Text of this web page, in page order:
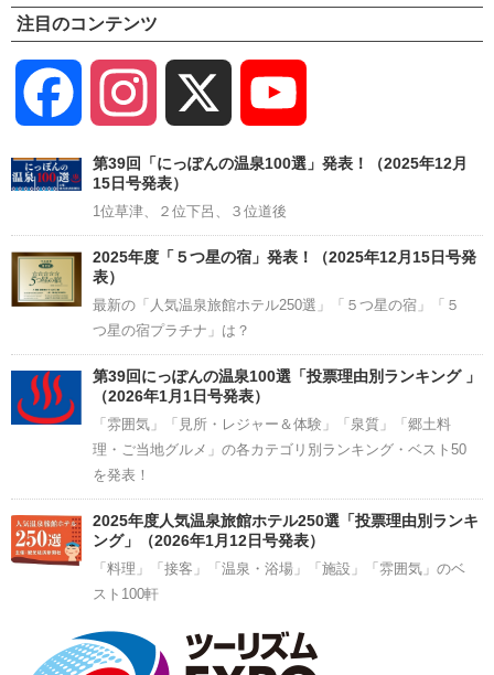
注目のコンテンツ
Facebook Instagram
Channel
第39回「にっぽんの温泉100選」発表！（2025年12月
15日号発表）
1位草津、２位下呂、３位道後
2025年度「５つ星の宿」発表！（2025年12月15日号発
表）
最新の「人気温泉旅館ホテル250選」「５つ星の宿」「５
つ星の宿プラチナ」は？
第39回にっぽんの温泉100選「投票理由別ランキング 」
（2026年1月1日号発表）
「雰囲気」「見所・レジャー＆体験」「泉質」「郷土料
理・ご当地グルメ」の各カテゴリ別ランキング・ベスト50
を発表！
2025年度人気温泉旅館ホテル250選「投票理由別ランキ
ング」（2026年1月12日号発表）
「料理」「接客」「温泉・浴場」「施設」「雰囲気」のベ
スト100軒